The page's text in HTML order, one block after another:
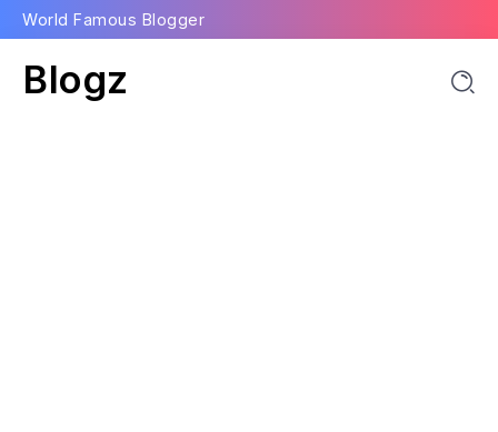
World Famous Blogger
Blogz